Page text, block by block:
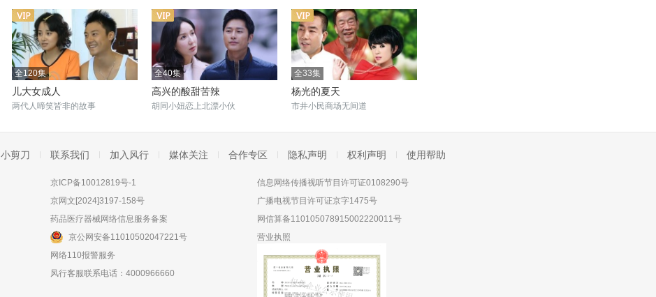
全120集
儿大女成人
两代人啼笑皆非的故事
全40集
高兴的酸甜苦辣
胡同小妞恋上北漂小伙
全33集
杨光的夏天
市井小民商场无间道
小剪刀 联系我们 加入风行 媒体关注 合作专区 隐私声明 权利声明 使用帮助
京ICP备10012819号-1
京网文[2024]3197-158号
药品医疗器械网络信息服务备案
京公网安备11010502047221号
网络110报警服务
风行客服联系电话：4000966660
信息网络传播视听节目许可证0108290号
广播电视节目许可证京字1475号
网信算备110105078915002220011号
营业执照